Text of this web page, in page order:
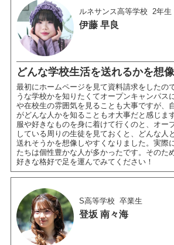
ルネサンス高等学校 2年生
伊藤 早良
どんな学校生活を送れるかを想
最初にホームページを見て資料請求をしたの
うな学校かを知りたくてオープンキャンパス
や在校生の雰囲気を見ることも大事ですが、
がどんな人かを知ることもオ大事だと感じま
服や好きなものを身に着けて行くのと、オー
している周りの生徒を見ておくと、どんな人
送れそうかを想像しやすくなりました。実際
たちは個性豊かな人が多かったです。そのた
好きな格好で足を運んでみてください！
S高等学校 卒業生
登坂 南々海